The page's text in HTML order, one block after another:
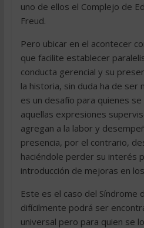
uno de ellos el Complejo de
Freud.
Pero ubicar en el acontecer
que facilite establecer
conducta gerencial y su
la historia, sin duda ha de ser
es un desafío para quienes se
aquellas expresiones
agregan a la labor y
presencia, por el contrario,
haciéndole perder su interés
introducción de mejoras en
Este es el caso del Síndrome
difícilmente podrá ser
universal pero para quien se